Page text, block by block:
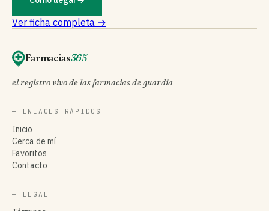
Ver ficha completa →
Farmacias365
el registro vivo de las farmacias de guardia
— ENLACES RÁPIDOS
Inicio
Cerca de mí
Favoritos
Contacto
— LEGAL